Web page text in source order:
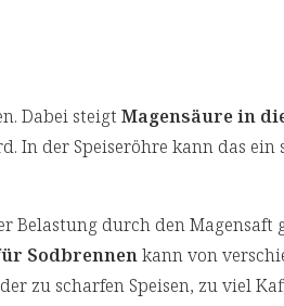
Dabei steigt Magensäure in
der Speiseröhre kann das ein
durch den Magensaft
Sodbrennenkann von
zu scharfen Speisen, zu viel